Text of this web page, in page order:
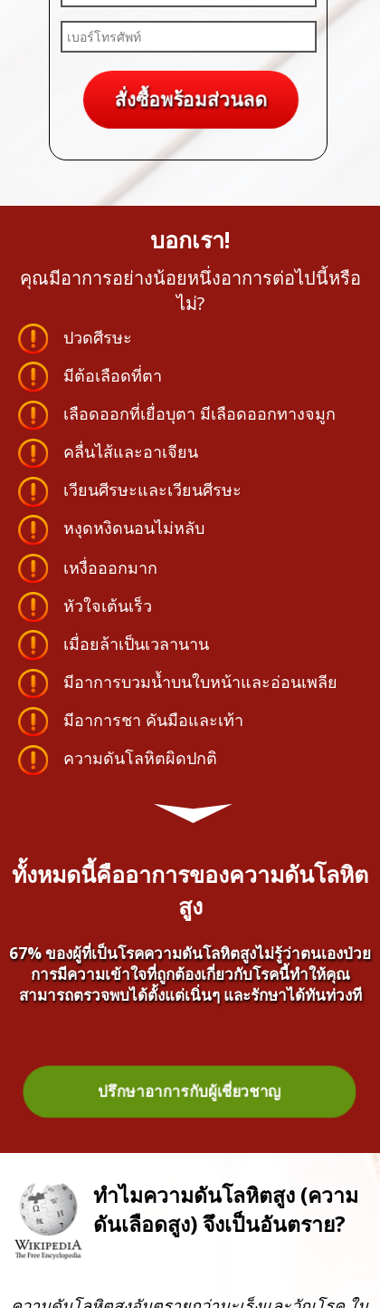
สั่งซื้อพร้อมส่วนลด
ปวดศีรษะ
มีต้อเลือดที่ตา
เลือดออกที่เยื่อบุตา มีเลือดออกทางจมูก
คลื่นไส้และอาเจียน
เวียนศีรษะและเวียนศีรษะ
หงุดหงิดนอนไม่หลับ
เหงื่อออกมาก
หัวใจเต้นเร็ว
เมื่อยล้าเป็นเวลานาน
มีอาการบวมน้ำบนใบหน้าและอ่อนเพลีย
มีอาการชา คันมือและเท้า
ความดันโลหิตผิดปกติ
ทั้งหมดนี้คืออาการของความดันโลหิต
สูง
67% ของผู้ที่เป็นโรคความดันโลหิตสูงไม่รู้ว่าตนเองป่วย
การมีความเข้าใจที่ถูกต้องเกี่ยวกับโรคนี้ทำให้คุณ
สามารถตรวจพบได้ตั้งแต่เนิ่นๆ และรักษาได้ทันท่วงที
ปรึกษาอาการกับผู้เชี่ยวชาญ
บอกเรา!
คุณมีอาการอย่างน้อยหนึ่งอาการต่อไปนี้หรือ
ไม่?
ทำไมความดันโลหิตสูง (ความ
ดันเลือดสูง) จึงเป็นอันตราย?